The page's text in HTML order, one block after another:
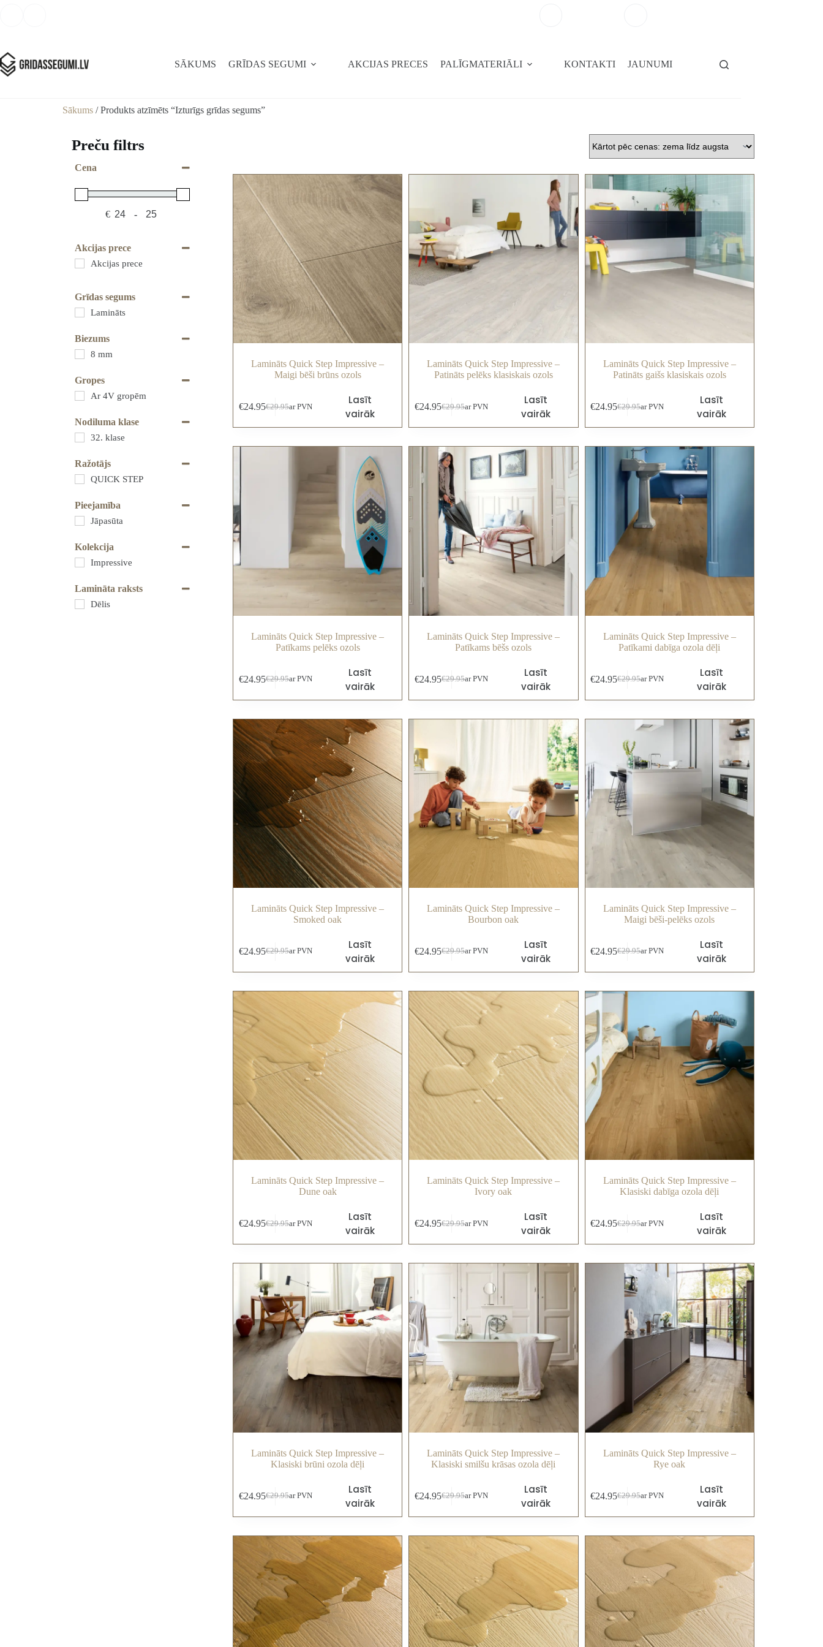
SĀKUMS GRĪDAS SEGUMI AKCIJAS PRECES PALĪGMATERIĀLI KONTAKTI JAUNUMI
Sākums / Produkts atzīmēts “Izturīgs grīdas segums”
Preču filtrs
Cena
€ Minimum Price
-
Maximum Price
Akcijas prece
Akcijas prece
Grīdas segums
Lamināts
Biezums
8 mm
Gropes
Ar 4V gropēm
Nodiluma klase
32. klase
Ražotājs
QUICK STEP
Pieejamība
Jāpasūta
Kolekcija
Impressive
Lamināta raksts
Dēlis
Lamināts Quick Step Impressive –
Maigi bēši brūns ozols
€29.95
€24.95 ar PVN
Lasīt
vairāk
Lamināts Quick Step Impressive –
Patināts pelēks klasiskais ozols
€29.95
€24.95 ar PVN
Lasīt
vairāk
Lamināts Quick Step Impressive –
Patināts gaišs klasiskais ozols
€29.95
€24.95 ar PVN
Lasīt
vairāk
Lamināts Quick Step Impressive –
Patīkams pelēks ozols
€29.95
€24.95 ar PVN
Lasīt
vairāk
Lamināts Quick Step Impressive –
Patīkams bēšs ozols
€29.95
€24.95 ar PVN
Lasīt
vairāk
Lamināts Quick Step Impressive –
Patīkami dabīga ozola dēļi
€29.95
€24.95 ar PVN
Lasīt
vairāk
Lamināts Quick Step Impressive –
Smoked oak
€29.95
€24.95 ar PVN
Lasīt
vairāk
Lamināts Quick Step Impressive –
Bourbon oak
€29.95
€24.95 ar PVN
Lasīt
vairāk
Lamināts Quick Step Impressive –
Maigi bēši-pelēks ozols
€29.95
€24.95 ar PVN
Lasīt
vairāk
Lamināts Quick Step Impressive –
Dune oak
€29.95
€24.95 ar PVN
Lasīt
vairāk
Lamināts Quick Step Impressive –
Ivory oak
€29.95
€24.95 ar PVN
Lasīt
vairāk
Lamināts Quick Step Impressive –
Klasiski dabīga ozola dēļi
€29.95
€24.95 ar PVN
Lasīt
vairāk
Lamināts Quick Step Impressive –
Klasiski brūni ozola dēļi
€29.95
€24.95 ar PVN
Lasīt
vairāk
Lamināts Quick Step Impressive –
Klasiski smilšu krāsas ozola dēļi
€29.95
€24.95 ar PVN
Lasīt
vairāk
Lamināts Quick Step Impressive –
Rye oak
€29.95
€24.95 ar PVN
Lasīt
vairāk